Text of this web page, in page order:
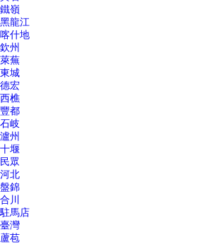
鐵嶺
黑龍江
喀什地
欽州
萊蕪
東城
德宏
西樵
豐都
石岐
瀘州
十堰
民眾
河北
盤錦
合川
駐馬店
臺灣
蘆苞